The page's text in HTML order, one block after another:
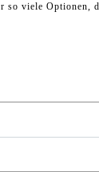
viele Optionen,